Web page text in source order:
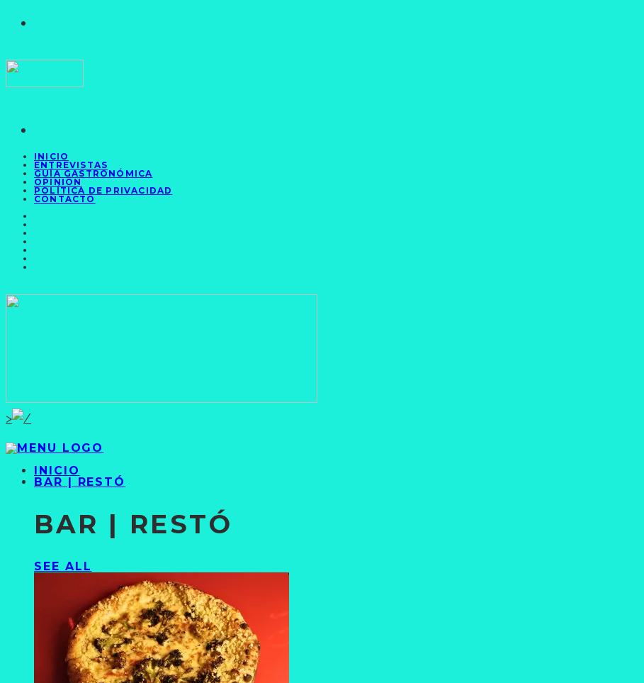
INICIO
ENTREVISTAS
GUÍA GASTRONÓMICA
OPINIÓN
POLÍTICA DE PRIVACIDAD
CONTACTO
>
INICIO
BAR | RESTÓ
BAR | RESTÓ
SEE ALL